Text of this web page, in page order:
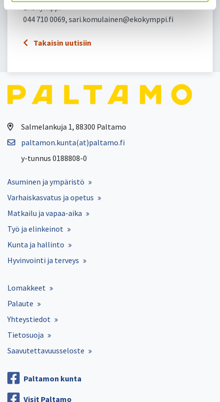
Ekokymppi
044 710 0069, sari.komulainen@ekokymppi.fi
Takaisin uutisiin
Salmelankuja 1, 88300 Paltamo
paltamon.kunta(at)paltamo.fi
y-tunnus 0188808-0
Asuminen ja ympäristö
Varhaiskasvatus ja opetus
Matkailu ja vapaa-aika
Työ ja elinkeinot
Kunta ja hallinto
Hyvinvointi ja terveys
Lomakkeet
Palaute
Yhteystiedot
Tietosuoja
Saavutettavuusseloste
Paltamon kunta
Visit Paltamo